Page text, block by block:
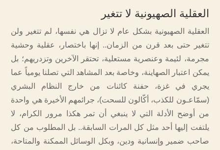
العقلية الصهيونية لا تتغير
العقلية الصهيونية بشكل عام لا تزال هي نفسها، لم تتغير ولن
تتغير حتى بعد قرن من الزمان.. إنها باختصار، عقلية وحشية
مجرمة، لئيمة وعنصرية مستعلية، تحتقر الآخرين وتزدريهم؛ بل
يمكن اعتبار الصهاينة، وخاصة بعد المشاهد التي تصلنا يومياً عما
يجري في غزة، حفنة كائنات من خارج النظام البشري
(سمّاعـون للكذب، أكّالون للسحت)، جرائمهم الأخيرة هي واحدة
من أوضح الأدلة التي لا ينبغي أن تمر هكذا مرور الكرام، لا
يلتفت إليها أحد مثل كل المرات السابقة.. بل المطلوب من كل
صاحب ضمير وإنسانية ودين، وبكل الوسائل الممكنة والمتاحة،